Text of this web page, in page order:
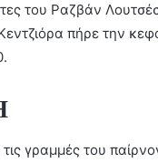
του Ραζβάν
πήρε την
γραμμές του